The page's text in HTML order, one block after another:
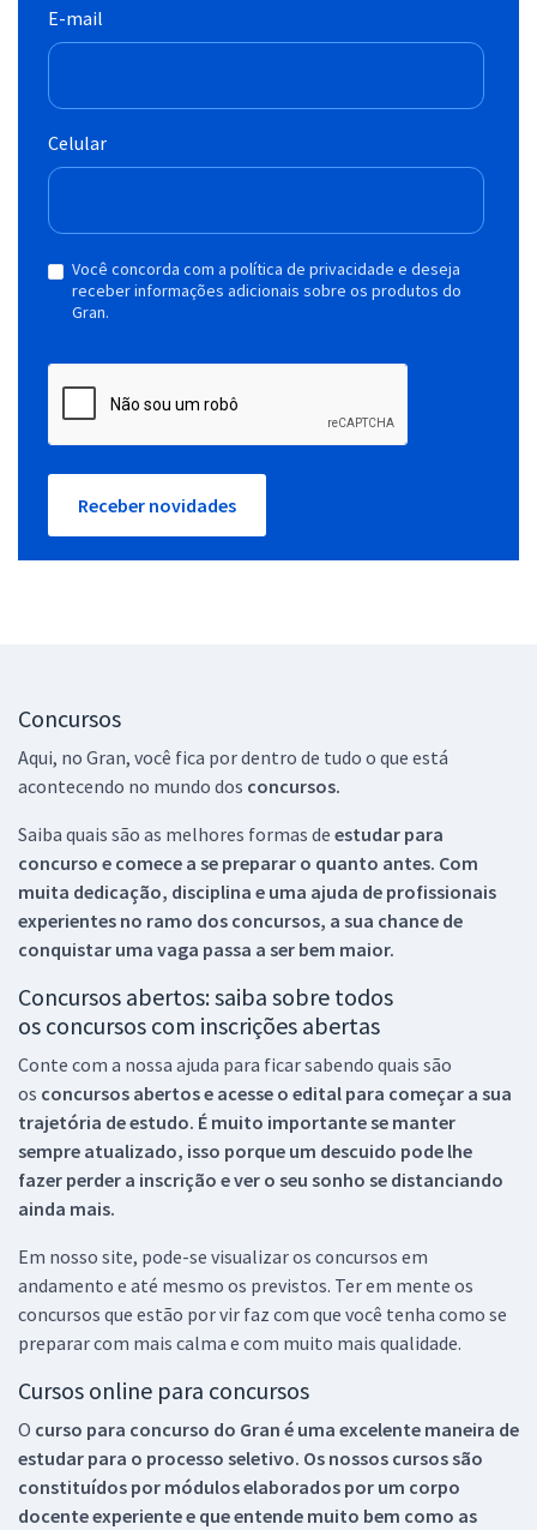
E-mail
Celular
Você concorda com a política de privacidade e deseja
receber informações adicionais sobre os produtos do
Gran.
Receber novidades
Concursos
Aqui, no Gran, você fica por dentro de tudo o que está
acontecendo no mundo dos concursos.
Saiba quais são as melhores formas de estudar para
concurso e comece a se preparar o quanto antes. Com
muita dedicação, disciplina e uma ajuda de profissionais
experientes no ramo dos concursos, a sua chance de
conquistar uma vaga passa a ser bem maior.
Concursos abertos: saiba sobre todos
os concursos com inscrições abertas
Conte com a nossa ajuda para ficar sabendo quais são
os concursos abertos e acesse o edital para começar a sua
trajetória de estudo. É muito importante se manter
sempre atualizado, isso porque um descuido pode lhe
fazer perder a inscrição e ver o seu sonho se distanciando
ainda mais.
Em nosso site, pode-se visualizar os concursos em
andamento e até mesmo os previstos. Ter em mente os
concursos que estão por vir faz com que você tenha como se
preparar com mais calma e com muito mais qualidade.
Cursos online para concursos
O curso para concurso do Gran é uma excelente maneira de
estudar para o processo seletivo. Os nossos cursos são
constituídos por módulos elaborados por um corpo
docente experiente e que entende muito bem como as